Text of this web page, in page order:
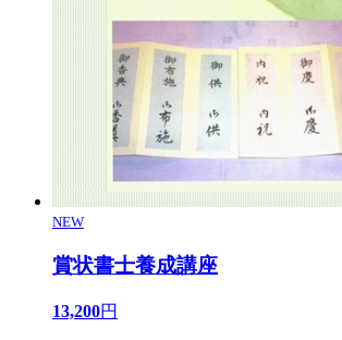
NEW
賞状書士養成講座
13,200円